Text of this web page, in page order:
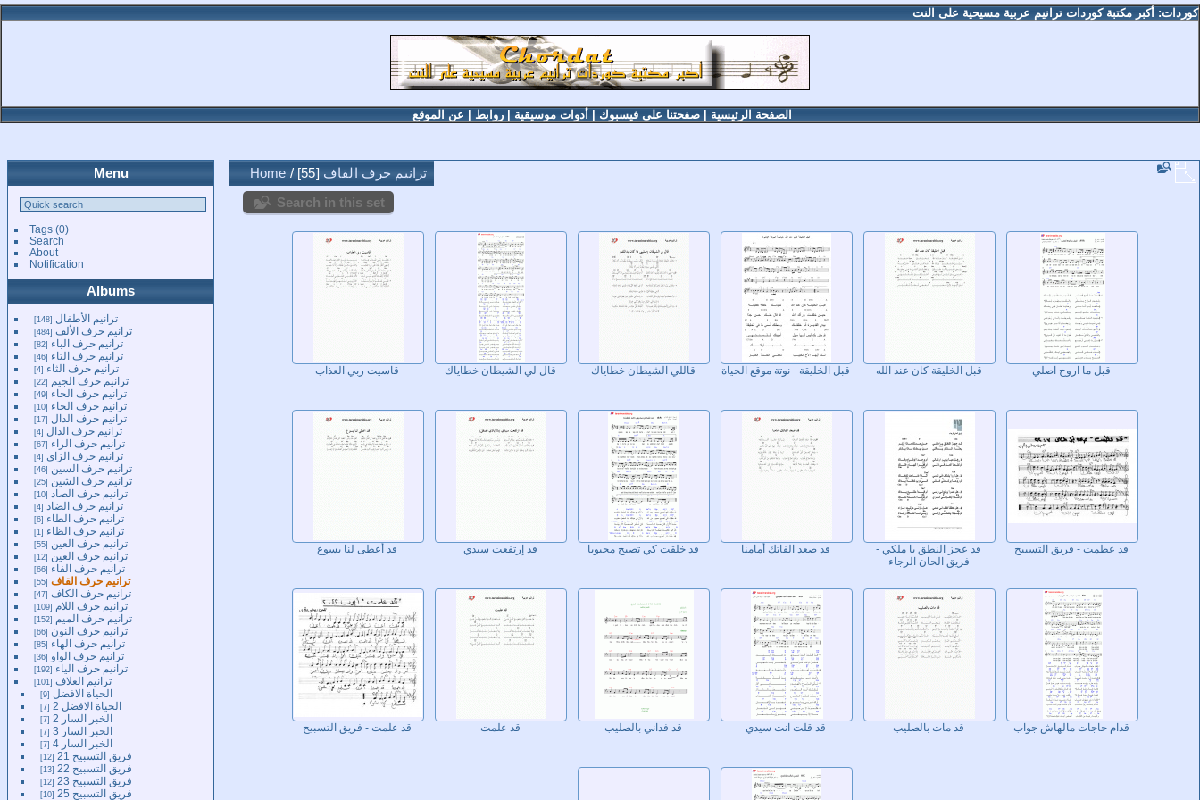
كوردات: أكبر مكتبة كوردات ترانيم عربية مسيحية على النت
الصفحة الرئيسية |صفحتنا على فيسبوك أدوات موسيقية |روابط عن الموقع
Menu
Tags(0)
Search
About
Notification
Albums
ترانيم الأطفال 148
ترانيم حرف الألف 484
ترانيم حرف الباء 82
ترانيم حرف التاء 46
ترانيم حرف الثاء 4
ترانيم حرف الجيم 22
ترانيم حرف الحاء 49
ترانيم حرف الخاء 10
ترانيم حرف الدال 17
ترانيم حرف الذال 4
ترانيم حرف الراء 67
ترانيم حرف الزاي 4
ترانيم حرف السين 46
ترانيم حرف الشين 25
ترانيم حرف الصاد 10
ترانيم حرف الضاد 4
ترانيم حرف الطاء 6
ترانيم حرف الظاء 1
ترانيم حرف العين 55
ترانيم حرف الغين 12
ترانيم حرف الفاء 66
ترانيم حرف القاف 55
ترانيم حرف الكاف 47
ترانيم حرف اللام 109
ترانيم حرف الميم 152
ترانيم حرف النون 66
ترانيم حرف الهاء 85
ترانيم حرف الواو 36
ترانيم حرف الياء 192
ترانيم الغلاف 101
الحياة الافضل 9
الحياة الافضل 2 7
الخبر السار 2 7
الخبر السار 3 7
الخبر السار 4 7
فريق التسبيح 21 12
فريق التسبيح 22 13
فريق التسبيح 23 12
فريق التسبيح 25 10
Home / ترانيم حرف القاف 55
Search in this set
قاسيت ربي العذاب قال لي الشيطان خطاياك قاللي الشيطان خطاياك قبل الخليقة - نوتة موقع الحياة قبل الخليقة كان عند الله قبل ما اروح اصلي
قد أعطى لنا يسوع قد إرتفعت سيدي قد خلقت كي تصبح محبوبا قد صعد الفاتك أمامنا
قد عجز النطق يا ملكي -
فريق الحان الرجاء
قد عظمت - فريق التسبيح
قد علمت - فريق التسبيح قد علمت قد فداني بالصليب قد قلت انت سيدي قد مات بالصليب قدام حاجات مالهاش جواب